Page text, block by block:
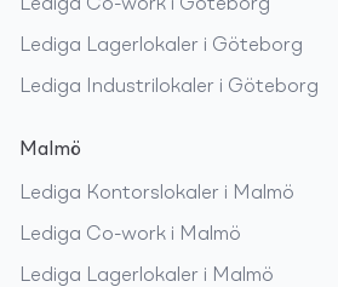
Lediga Co-work i Göteborg
Lediga Lagerlokaler i Göteborg
Lediga Industrilokaler i Göteborg
Malmö
Lediga Kontorslokaler i Malmö
Lediga Co-work i Malmö
Lediga Lagerlokaler i Malmö